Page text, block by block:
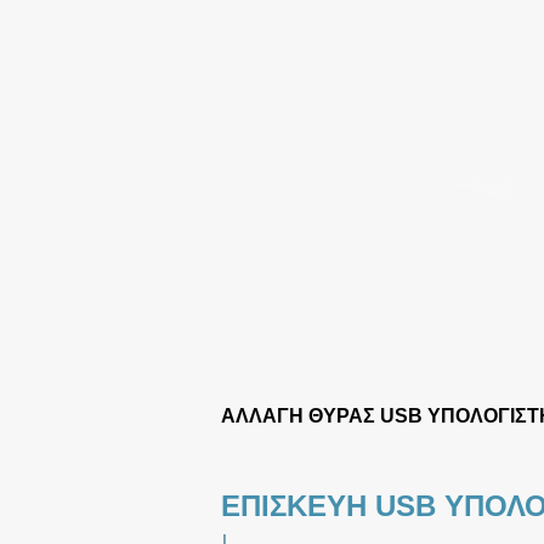
ΑΛΛΑΓΗ ΘΥΡΑΣ USB
ΕΠΙΣΚΕΥΗ USB